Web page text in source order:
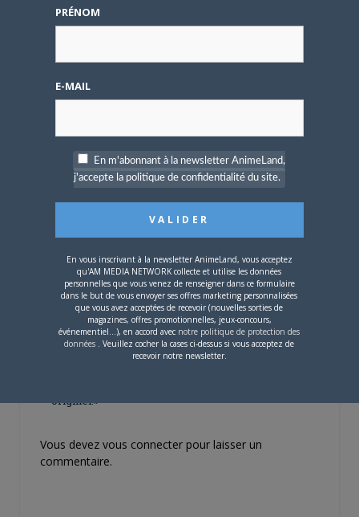
disponible !
4 AOÛT 2026 0
Une nouvelle série TV
Digimon en préparation
pour 2027
4 JUILLET 2026 0
[Entretien] Mokochan : «
Lors des prémices du
projet, il était déjà
originel.»
Vous devez vous connecter pour laisser un
commentaire.
PRÉNOM
E-MAIL
En m'abonnant à la newsletter AnimeLand,
j'accepte la politique de confidentialité du site.
En vous inscrivant à la newsletter AnimeLand, vous acceptez
qu'AM MEDIA NETWORK collecte et utilise les données
personnelles que vous venez de renseigner dans ce formulaire
dans le but de vous envoyer ses offres marketing personnalisées
que vous avez acceptées de recevoir (nouvelles sorties de
magazines, offres promotionnelles, jeux-concours,
événementiel...), en accord avec notre politique de protection des
données . Veuillez cocher la cases ci-dessus si vous acceptez de
recevoir notre newsletter.